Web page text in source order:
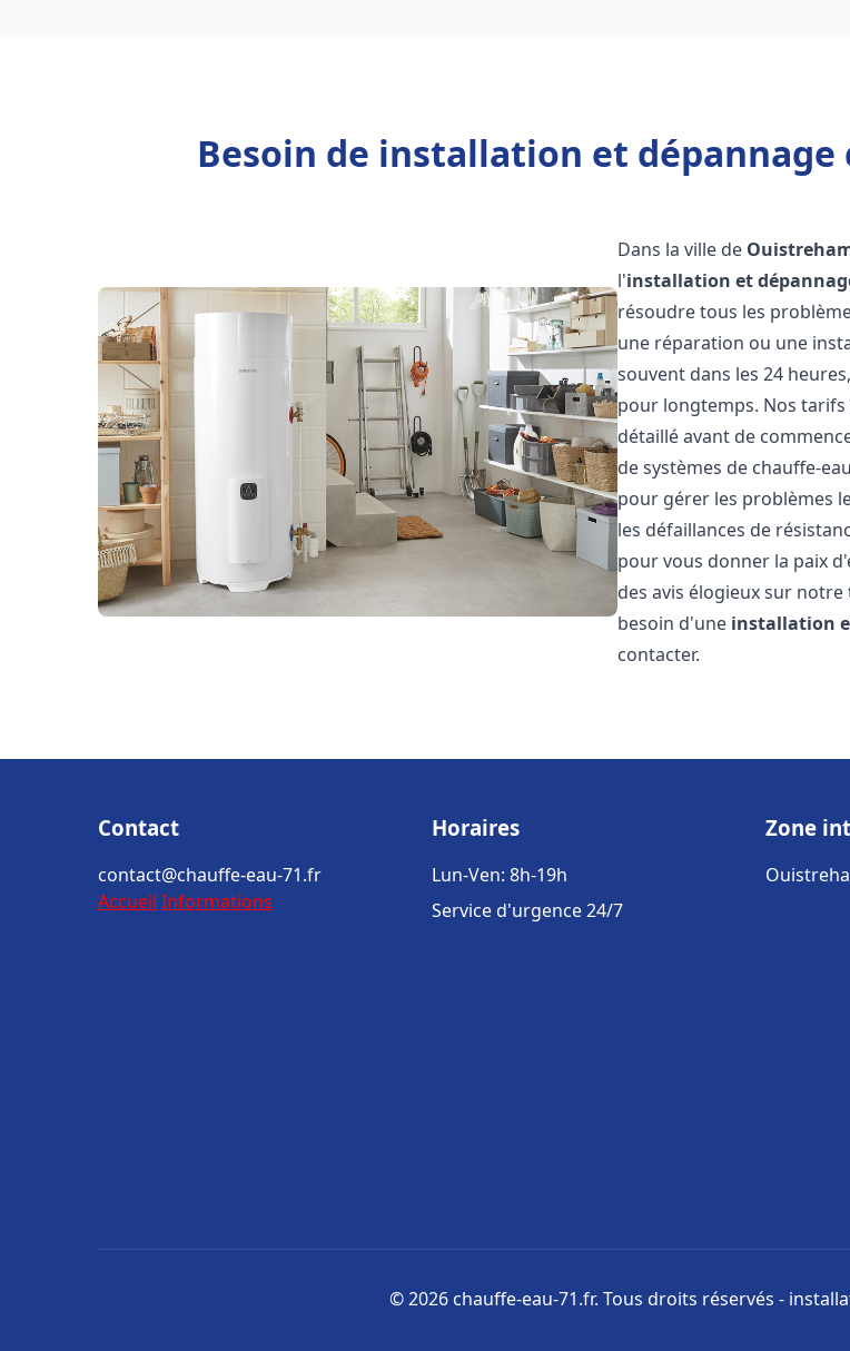
Besoin de installation et
Dans la ville de
l'installation et
résoudre tous les
une réparation ou une
souvent dans les 24
pour longtemps. Nos
détaillé avant de
de systèmes de chauffe-
pour gérer les problèmes
les défaillances de
pour vous donner la paix
des avis élogieux sur
besoin d'une installation
contacter.
Contact
contact@chauffe-eau-71.fr
Accueil Informations
Horaires
Lun-Ven: 8h-19h
Service d'urgence 24/7
Zone
© 2026 chauffe-eau-71.fr. Tous droits réservés -